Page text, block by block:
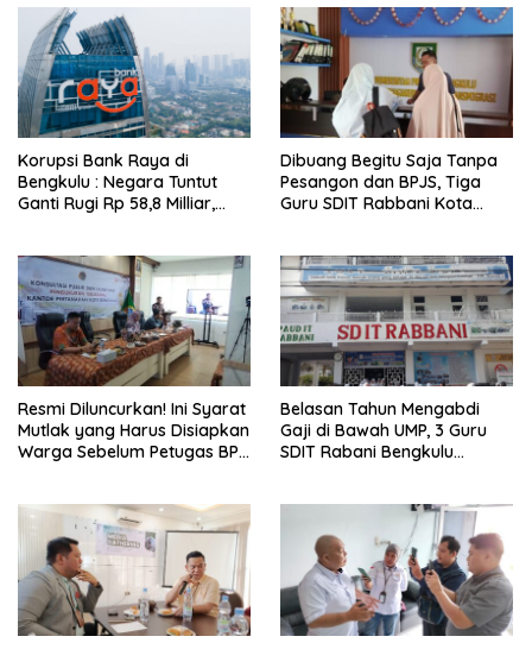
Korupsi Bank Raya di
Bengkulu : Negara Tuntut
Ganti Rugi Rp 58,8 Milliar,
Dibuang Begitu Saja Tanpa
Pesangon dan BPJS, Tiga
Guru SDIT Rabbani Kota
Resmi Diluncurkan! Ini Syarat
Mutlak yang Harus Disiapkan
Warga Sebelum Petugas BPN
Belasan Tahun Mengabdi
Gaji di Bawah UMP, 3 Guru
SDIT Rabani Bengkulu